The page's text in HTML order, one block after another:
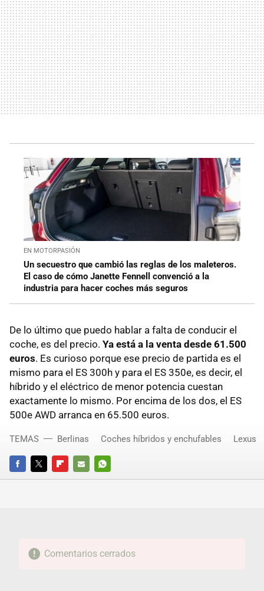
EN MOTORPASIÓN
Un secuestro que cambió las reglas de los maleteros.
El caso de cómo Janette Fennell convenció a la
industria para hacer coches más seguros
De lo último que puedo hablar a falta de conducir el
coche, es del precio. Ya está a la venta desde 61.500
euros. Es curioso porque ese precio de partida es el
mismo para el ES 300h y para el ES 350e, es decir, el
híbrido y el eléctrico de menor potencia cuestan
exactamente lo mismo. Por encima de los dos, el ES
500e AWD arranca en 65.500 euros.
FACEBOOKTWITTERFLIPBOARD
E-
WHATSAPP
TEMAS Berlinas Coches híbridos y enchufables Lexus
Comentarios cerrados